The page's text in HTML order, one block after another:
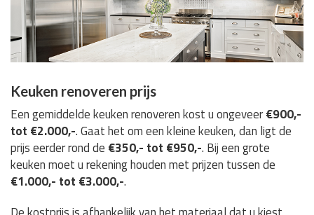
Keuken renoveren prijs
Een gemiddelde keuken renoveren kost u ongeveer€900,-
tot €2.000,-. Gaat het om een kleine keuken, dan ligt de
prijs eerder rond de €350,- tot €950,-. Bij een grote
keuken moet u rekening houden met prijzen tussen de
€1.000,- tot €3.000,-.